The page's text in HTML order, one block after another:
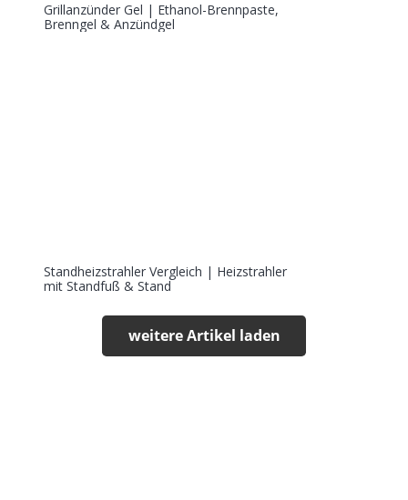
Grillanzünder Gel | Ethanol-Brennpaste,
Brenngel & Anzündgel
Standheizstrahler Vergleich | Heizstrahler
mit Standfuß & Stand
weitere Artikel laden